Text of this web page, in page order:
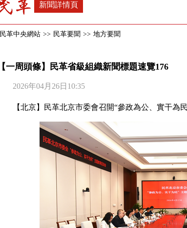
新聞詳情頁
民革中央網站 >> 民革要聞 >> 地方要聞
【一周頭條】民革省級組織新聞標題速覽176
2026年04月26日10:35
【北京】民革北京市委會召開“參政為公、實干為